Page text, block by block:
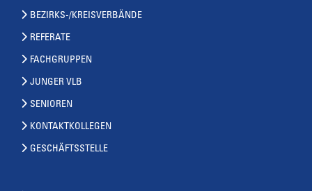
BEZIRKS-/KREISVERBÄNDE
REFERATE
FACHGRUPPEN
JUNGER VLB
SENIOREN
KONTAKTKOLLEGEN
GESCHÄFTSSTELLE